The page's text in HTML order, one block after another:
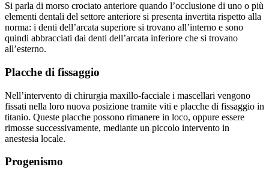
Si parla di morso crociato anteriore quando l’occlusione di uno o più
elementi dentali del settore anteriore si presenta invertita rispetto alla
norma: i denti dell’arcata superiore si trovano all’interno e sono
quindi abbracciati dai denti dell’arcata inferiore che si trovano
all’esterno.
Placche di fissaggio
Nell’intervento di chirurgia maxillo-facciale i mascellari vengono
fissati nella loro nuova posizione tramite viti e placche di fissaggio in
titanio. Queste placche possono rimanere in loco, oppure essere
rimosse successivamente, mediante un piccolo intervento in
anestesia locale.
Progenismo